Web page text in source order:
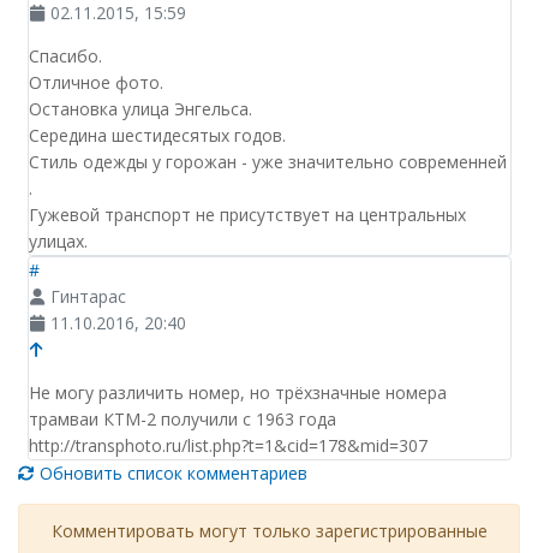
02.11.2015, 15:59
Спасибо.
Отличное фото.
Остановка улица Энгельса.
Середина шестидесятых годов.
Стиль одежды у горожан - уже значительно современней
.
Гужевой транспорт не присутствует на центральных
улицах.
#
Гинтарас
11.10.2016, 20:40
Не могу различить номер, но трёхзначные номера
трамваи КТМ-2 получили с 1963 года
http://transphoto.ru/list.php?t=1&cid=178&mid=307
Обновить список комментариев
Комментировать могут только зарегистрированные